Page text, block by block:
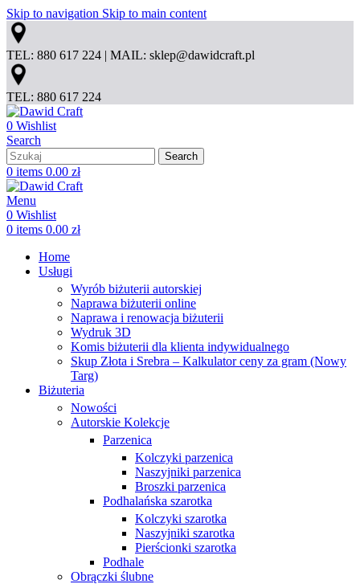
Skip to navigation Skip to main content
TEL: 880 617 224 | MAIL: sklep@dawidcraft.pl
TEL: 880 617 224
0 Wishlist
Search
Search
0 items 0.00 zł
Menu
0 Wishlist
0 items 0.00 zł
Home
Usługi
Wyrób biżuterii autorskiej
Naprawa biżuterii online
Naprawa i renowacja biżuterii
Wydruk 3D
Komis biżuterii dla klienta indywidualnego
Skup Złota i Srebra – Kalkulator ceny za gram (Nowy
Targ)
Biżuteria
Nowości
Autorskie Kolekcje
Parzenica
Kolczyki parzenica
Naszyjniki parzenica
Broszki parzenica
Podhalańska szarotka
Kolczyki szarotka
Naszyjniki szarotka
Pierścionki szarotka
Podhale
Obrączki ślubne